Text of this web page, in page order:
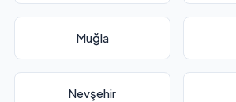
Muğla
Nevşehir